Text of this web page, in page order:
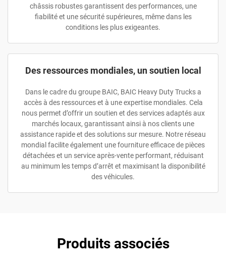
châssis robustes garantissent des performances, une
fiabilité et une sécurité supérieures, même dans les
conditions les plus exigeantes.
Des ressources mondiales, un soutien local
Dans le cadre du groupe BAIC, BAIC Heavy Duty Trucks a
accès à des ressources et à une expertise mondiales. Cela
nous permet d’offrir un soutien et des services adaptés aux
marchés locaux, garantissant ainsi à nos clients une
assistance rapide et des solutions sur mesure. Notre réseau
mondial facilite également une fourniture efficace de pièces
détachées et un service après-vente performant, réduisant
au minimum les temps d’arrêt et maximisant la disponibilité
des véhicules.
Produits associés